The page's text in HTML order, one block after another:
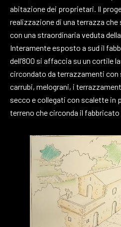
abitazione dei proprietari. Il
realizzazione di una terrazza
con una straordinaria veduta
Interamente esposto a sud il
dell’800 si affaccia su un cortile
circondato da terrazzamenti con
carrubi, melograni, i
secco e collegati con scalette in
terreno che circonda il fabbricato